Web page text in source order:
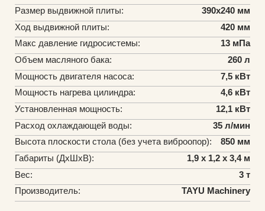
Размер выдвижной плиты:
390х240 мм
Ход выдвижной плиты:
420 мм
Макс давление гидросистемы:
13 мПа
Объем масляного бака:
260 л
Мощность двигателя насоса:
7,5 кВт
Мощность нагрева цилиндра:
4,6 кВт
Установленная мощность:
12,1 кВт
Расход охлаждающей воды:
35 л/мин
Высота плоскости стола (без учета виброопор):
850 мм
Габариты (ДхШхВ):
1,9 х 1,2 х 3,4 м
Вес:
3 т
Производитель:
TAYU Machinery